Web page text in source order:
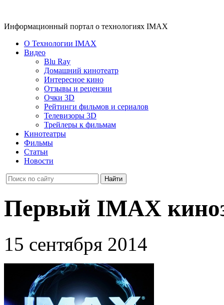
Информационный портал о технологиях IMAX
О Технологии IMAX
Видео
Blu Ray
Домашний кинотеатр
Интересное кино
Отзывы и рецензии
Очки 3D
Рейтинги фильмов и сериалов
Телевизоры 3D
Трейлеры к фильмам
Кинотеатры
Фильмы
Статьи
Новости
Первый IMAX
15 сентября 2014